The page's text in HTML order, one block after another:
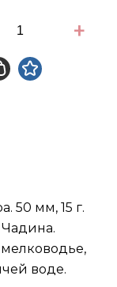
+
50 мм, 15 г.
воде.